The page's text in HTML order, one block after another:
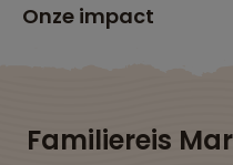
Onze impact
Familiereis